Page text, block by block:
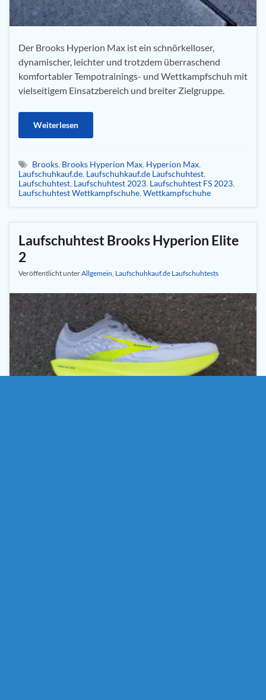
Der Brooks Hyperion Max ist ein schnörkelloser,
dynamischer, leichter und trotzdem überraschend
komfortabler Tempotrainings- und Wettkampfschuh mit
vielseitigem Einsatzbereich und breiter Zielgruppe.
Weiterlesen
Brooks, Brooks Hyperion Max, Hyperion Max,
Laufschuhkauf.de, Laufschuhkauf.de Laufschuhtest,
Laufschuhtest, Laufschuhtest 2023, Laufschuhtest FS 2023,
Laufschuhtest Wettkampfschuhe, Wettkampfschuhe
Laufschuhtest Brooks Hyperion Elite
2
Veröffentlicht unterAllgemein Laufschuhkauf.de Laufschuhtests